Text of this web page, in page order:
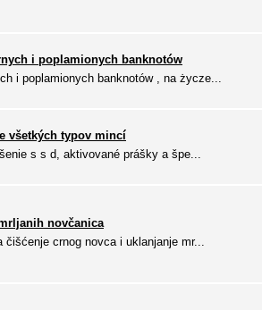
i poplamionych banknotów
i poplamionych banknotów , na życze...
všetkých typov mincí
s s d, aktivované prášky a špe...
novčanica
čišćenje crnog novca i uklanjanje mr...